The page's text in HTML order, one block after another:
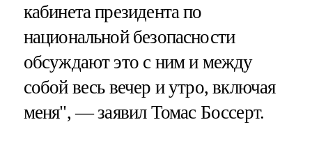
кабинета президента по
национальной безопасности
обсуждают это с ним и между
собой весь вечер и утро, включая
меня", — заявил Томас Боссерт.